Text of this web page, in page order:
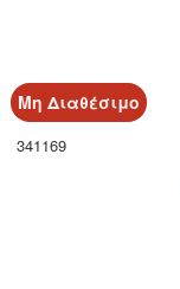
Μη Διαθέσιμο
341169